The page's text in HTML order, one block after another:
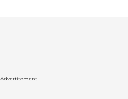
Advertisement